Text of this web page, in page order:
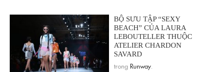
BỘ SƯU TẬP “SEXY
BEACH” CỦA LAURA
LEBOUTELLER THUỘC
ATELIER CHARDON
SAVARD
trong Runway.